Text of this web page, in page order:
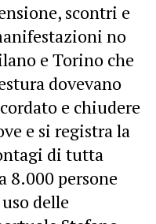
scontri e
no
e Torino che
dovevano
e chiudere
e si registra la
di tutta
8.000 persone
delle